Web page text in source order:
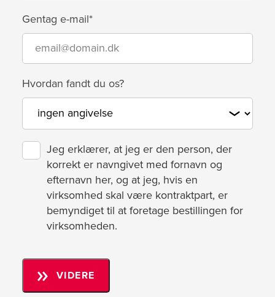
Gentag e-mail*
Hvordan fandt du os?
domæneforespørgsler eller ordrer vedrørende
din kontraktbestilling her.
Jeg erklærer, at jeg er den person, der
korrekt er navngivet med fornavn og
efternavn her, og at jeg, hvis en
virksomhed skal være kontraktpart, er
bemyndiget til at foretage bestillingen for
virksomheden.
VIDERE